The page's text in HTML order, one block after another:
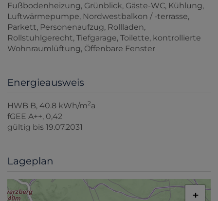
Fußbodenheizung Grünblick Gäste-WC Kühlung
Luftwärmepumpe Nordwestbalkon / -terrasse
Parkett Personenaufzug Rollladen
Rollstuhlgerecht Tiefgarage Toilette kontrollierte
Wohnraumlüftung Öffenbare Fenster
Energieausweis
HWB B, 40.8 kWh/m2a
fGEE A++, 0,42
gültig bis 19.07.2031
Lageplan
+